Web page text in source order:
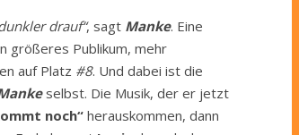
drauf“, sagt Manke. Eine
größeres Publikum, mehr
auf Platz #8. Und dabei ist die
selbst. Die Musik, der er jetzt
noch“ herauskommen, dann